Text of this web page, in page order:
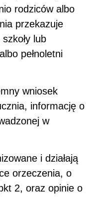
rodziców albo
przekazuje
lub
pełnoletni
wniosek
informację o
w
i działają
orzeczenia, o
2, oraz opinie o